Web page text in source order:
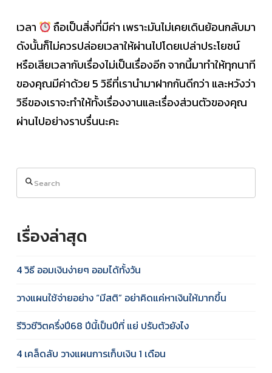
เวลา
ถือเป็นสิ่งที่มีค่า เพราะมันไม่เคยเดินย้อนกลับมา
ดังนั้นก็ไม่ควรปล่อยเวลาให้ผ่านไปโดยเปล่าประโยชน์
หรือเสียเวลากับเรื่องไม่เป็นเรื่องอีก จากนี้มาทำให้ทุกนาที
ของคุณมีค่าด้วย 5 วิธีที่เรานำมาฝากกันดีกว่า และหวังว่า
วิธีของเราจะทำให้ทั้งเรื่องงานและเรื่องส่วนตัวของคุณ
ผ่านไปอย่างราบรื่นนะคะ
Search
เรื่องล่าสุด
4 วิธี ออมเงินง่ายๆ ออมได้ทั้งวัน
วางแผนใช้จ่ายอย่าง “มีสติ” อย่าคิดแค่หาเงินให้มากขึ้น
รีวิวชีวิตครึ่งปี68 ปีนี้เป็นปีที่ แย่ ปรับตัวยังไง
4 เคล็ดลับ วางแผนการเก็บเงิน 1 เดือน